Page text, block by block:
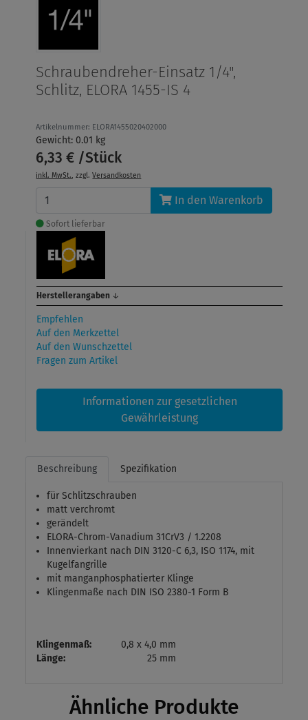
Schraubendreher-Einsatz 1/4",
Schlitz, ELORA 1455-IS 4
Artikelnummer: ELORA1455020402000
Gewicht: 0.01 kg
6,33 € /Stück
inkl. MwSt., zzgl.Versandkosten
In den Warenkorb
Sofort lieferbar
Herstellerangaben ↓
Empfehlen
Auf den Merkzettel
Auf den Wunschzettel
Fragen zum Artikel
Informationen zur gesetzlichen
Gewährleistung
Beschreibung Spezifikation
für Schlitzschrauben
matt verchromt
gerändelt
ELORA-Chrom-Vanadium 31CrV3 / 1.2208
Innenvierkant nach DIN 3120-C 6,3, ISO 1174, mit
Kugelfangrille
mit manganphosphatierter Klinge
Klingenmaße nach DIN ISO 2380-1 Form B
Klingenmaß:
0,8 x 4,0 mm
Länge:
25 mm
Ähnliche Produkte